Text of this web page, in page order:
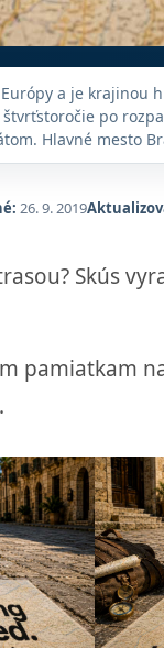
a je krajinou
po
Hlavné mesto
alkoholu.
jazerami, ktoré
26. 9. 2019
Skús